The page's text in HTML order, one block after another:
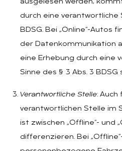
ausgelesen werden,
durch eine verantwortliche
BDSG. Bei „Online“-
der Datenkommunikation
eine Erhebung durch eine
Sinne des § 3 Abs. 3 BDSG
Verantwortliche Stelle:
verantwortlichen Stelle im
ist zwischen „Offline“- und
differenzieren. Bei